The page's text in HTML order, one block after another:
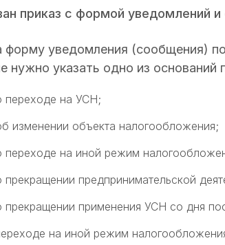
приказ с формой уведомлений
уведомления (сообщения)
нужно указать одно из оснований
переходе на УСН;
изменении объекта налогообложения;
переходе на иной режим
предпринимательской
применения УСН со дня
на иной режим